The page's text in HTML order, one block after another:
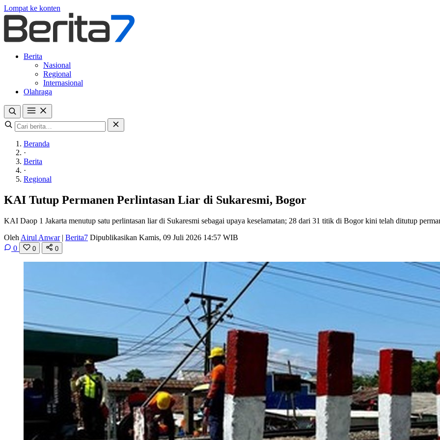
Lompat ke konten
Berita
Nasional
Regional
Internasional
Olahraga
Beranda
·
Berita
·
Regional
KAI Tutup Permanen Perlintasan Liar di Sukaresmi, Bogor
KAI Daop 1 Jakarta menutup satu perlintasan liar di Sukaresmi sebagai upaya keselamatan; 28 dari 31 titik di Bogor kini telah ditutup
Oleh Airul Anwar | Berita7 Dipublikasikan Kamis, 09 Juli 2026 14:57 WIB
0
0 0